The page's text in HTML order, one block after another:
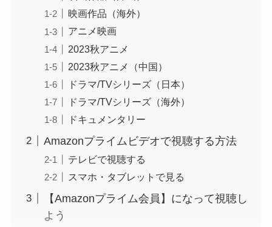
映画作品（海外）
アニメ映画
2023秋アニメ
2023秋アニメ（中国）
ドラマ/TVシリーズ（日本）
ドラマ/TVシリーズ（海外）
ドキュメンタリー
Amazonプライムビデオで視聴する方法
テレビで視聴する
スマホ・タブレットで見る
【Amazonプライム会員】になって視聴し
よう